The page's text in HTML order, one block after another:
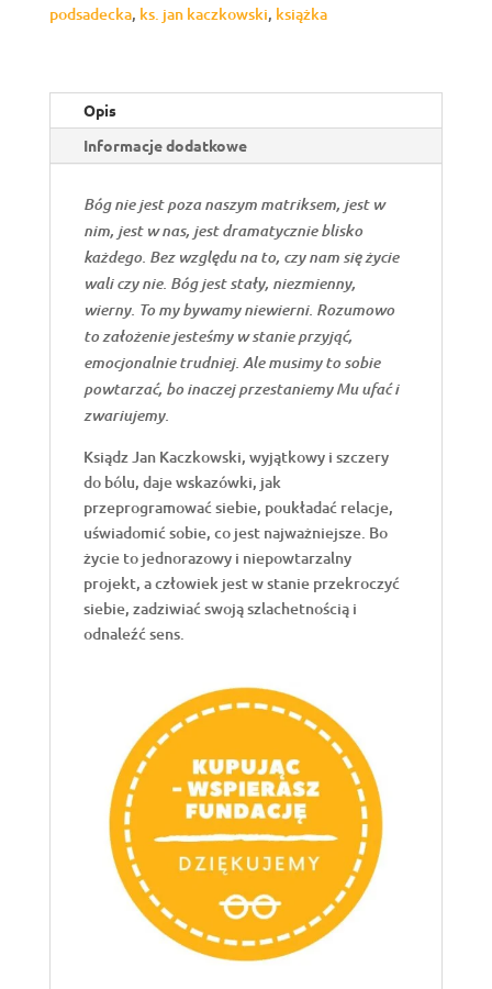
wzmacnia.
Kaczkowski,
Joanna
Podsadecka
podsadecka, ks. jan kaczkowski, książka
Opis
Informacje dodatkowe
Bóg nie jest poza naszym matriksem, jest w
nim, jest w nas, jest dramatycznie blisko
każdego. Bez względu na to, czy nam się życie
wali czy nie. Bóg jest stały, niezmienny,
wierny. To my bywamy niewierni. Rozumowo
to założenie jesteśmy w stanie przyjąć,
emocjonalnie trudniej. Ale musimy to sobie
powtarzać, bo inaczej przestaniemy Mu ufać i
zwariujemy.
Ksiądz Jan Kaczkowski, wyjątkowy i szczery
do bólu, daje wskazówki, jak
przeprogramować siebie, poukładać relacje,
uświadomić sobie, co jest najważniejsze. Bo
życie to jednorazowy i niepowtarzalny
projekt, a człowiek jest w stanie przekroczyć
siebie, zadziwiać swoją szlachetnością i
odnaleźć sens.